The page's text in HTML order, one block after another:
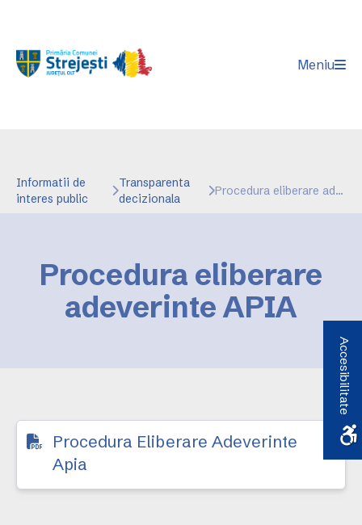
Meniu
Informatii de
interes public
Transparenta
decizionala
Procedura eliberare adeverinte APIA
Procedura eliberare
adeverinte APIA
Procedura Eliberare Adeverinte
Apia
Accesibilitate